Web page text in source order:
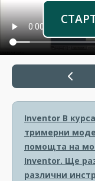
Inventor В
тримерни
помощта на
Inventor. Ще
различни